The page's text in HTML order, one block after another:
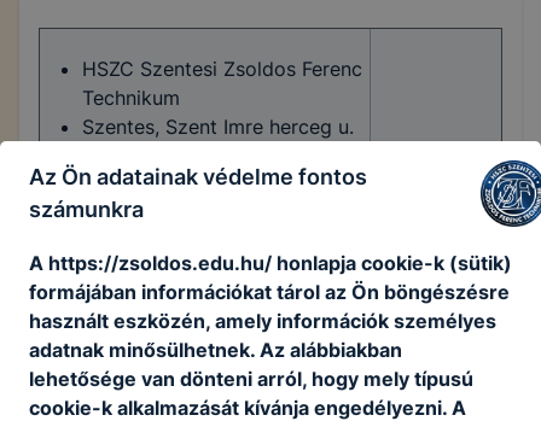
HSZC Szentesi Zsoldos Ferenc
Technikum
Szentes, Szent Imre herceg u.
Telefonszám: 06-63/562-335
OM: 203039
nyilvántartási száma:
E/2020/000182
Felnőttképzési bejelentés
nyilvántartási száma:
B/2021/002467
Az Ön adatainak védelme fontos
számunkra
A https://zsoldos.edu.hu/ honlapja cookie-k (sütik)
formájában információkat tárol az Ön böngészésre
használt eszközén, amely információk személyes
adatnak minősülhetnek. Az alábbiakban
lehetősége van dönteni arról, hogy mely típusú
cookie-k alkalmazását kívánja engedélyezni. A